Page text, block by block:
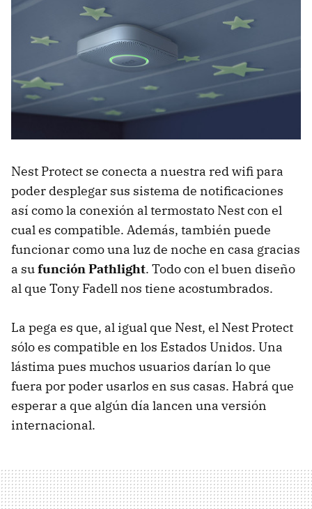
Nest Protect se conecta a nuestra red wifi para
poder desplegar sus sistema de notificaciones
así como la conexión al termostato Nest con el
cual es compatible. Además, también puede
funcionar como una luz de noche en casa gracias
a sufunción Pathlight. Todo con el buen diseño
al que Tony Fadell nos tiene acostumbrados.
La pega es que, al igual que Nest, el Nest Protect
sólo es compatible en los Estados Unidos. Una
lástima pues muchos usuarios darían lo que
fuera por poder usarlos en sus casas. Habrá que
esperar a que algún día lancen una versión
internacional.